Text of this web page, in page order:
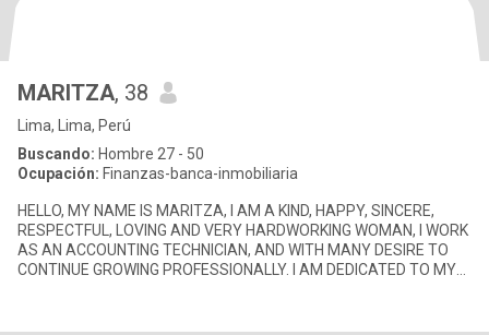
MARITZA, 38
Lima, Lima, Perú
Buscando: Hombre 27 - 50
Ocupación: Finanzas-banca-inmobiliaria
HELLO, MY NAME IS MARITZA, I AM A KIND, HAPPY, SINCERE,
RESPECTFUL, LOVING AND VERY HARDWORKING WOMAN, I WORK
AS AN ACCOUNTING TECHNICIAN, AND WITH MANY DESIRE TO
CONTINUE GROWING PROFESSIONALLY. I AM DEDICATED TO MY